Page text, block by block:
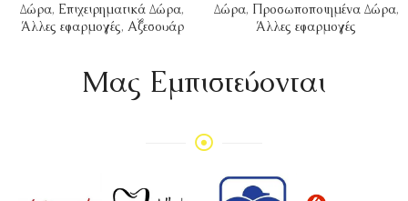
Δώρα, Επιχειρηματικά Δώρα,
Άλλες εφαρμογές, Αξεσουάρ
Δώρα, Προσωποποιημένα Δώρα,
Άλλες εφαρμογές
Mας Εμπιστεύονται